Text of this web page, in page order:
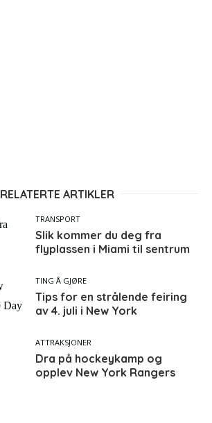
RELATERTE ARTIKLER
TRANSPORT
Slik kommer du deg fra
flyplassen i Miami til sentrum
TING Å GJØRE
Tips for en strålende feiring
av 4. juli i New York
ATTRAKSJONER
Dra på hockeykamp og
opplev New York Rangers